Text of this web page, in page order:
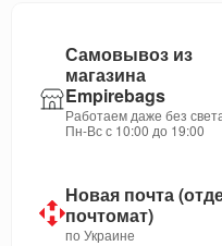
Самовывоз из
магазина
Empirebags
Работаем даже без
Пн-Вс с 10:00 до 19:00
Новая почта
почтомат)
по Украине